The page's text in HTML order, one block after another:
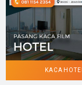
KACA HOTEL